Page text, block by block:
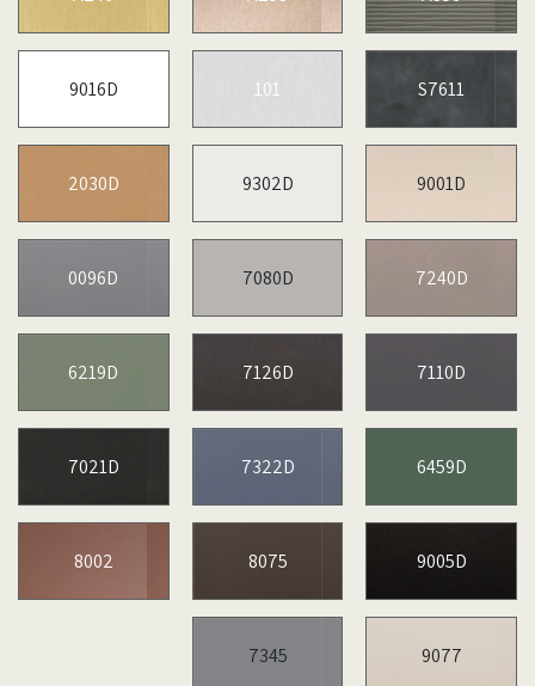
S7611
101
9016D
9001D
9302D
2030D
7240D
7080D
0096D
7110D
7126D
6219D
6459D
7322D
7021D
9005D
8075
8002
9077
7345